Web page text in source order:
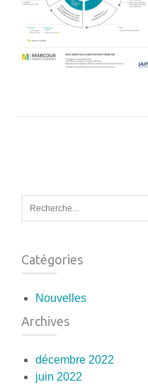
Catégories
Nouvelles
Archives
décembre 2022
juin 2022